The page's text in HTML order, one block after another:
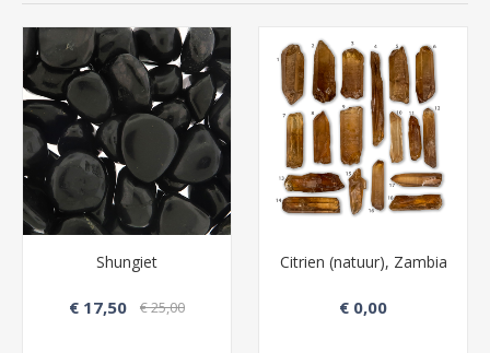
Shungiet
€ 17,50 € 25,00
Citrien (natuur), Zambia
€ 0,00